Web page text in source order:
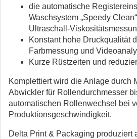
die automatische
Waschsystem „Speedy
Ultraschall-
Konstant hohe Druckqualität
Farbmessung und
Kurze Rüstzeiten und
Komplettiert wird die Anlage durch
Abwickler für Rollendurchmesser
automatischen Rollenwechsel bei
Produktionsgeschwindigkeit.
Delta Print & Packaging produziert